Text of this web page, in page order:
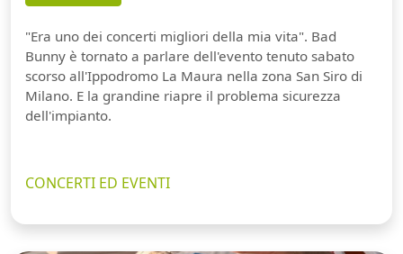
"Era uno dei concerti migliori della mia vita". Bad
Bunny è tornato a parlare dell'evento tenuto sabato
scorso all'Ippodromo La Maura nella zona San Siro di
Milano. E la grandine riapre il problema sicurezza
dell'impianto.
CONCERTI ED EVENTI